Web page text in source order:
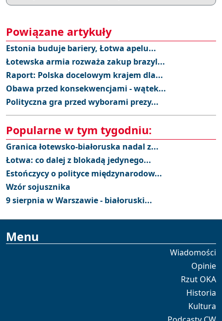
Powiązane artykuły
Estonia buduje bariery, Łotwa apelu...
Łotewska armia rozważa zakup brazyl...
Raport: Polska docelowym krajem dla...
Obawa przed konsekwencjami - wątek...
Polityczna gra przed wyborami prezy...
Popularne w tym tygodniu:
Granica łotewsko-białoruska nadal z...
Łotwa: co dalej z blokadą jedynego...
Estończycy o polityce międzynarodow...
Wzór sojusznika
9 sierpnia w Warszawie - białoruski...
Menu
Wiadomości
Opinie
Rzut OKA
Historia
Kultura